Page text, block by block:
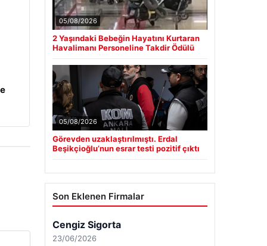
05/08/2026
2 Yaşındaki Bebeğin Hayatını Kurtaran
Havalimanı Personeline Takdir Ödülü
05/08/2026
Görevden uzaklaştırılmıştı. Erdal
Beşikçioğlu’nun esrar testi pozitif çıktı
Son Eklenen Firmalar
Cengiz Sigorta
23/06/2026